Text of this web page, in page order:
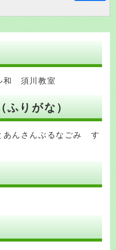
和 須川教室
ふりがな）
あんさんぶるなごみ す